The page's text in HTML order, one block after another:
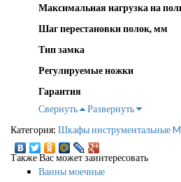
Максимальная нагрузка на
Шаг перестановки полок, мм
Тип замка
Регулируемые ножки
Гарантия
Свернуть
Развернуть
Категория: Шкафы инструментальные
Также Вас может заинтересовать
Ванны моечные